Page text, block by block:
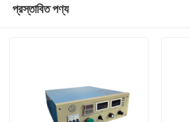
প্রস্তাবিত পণ্য